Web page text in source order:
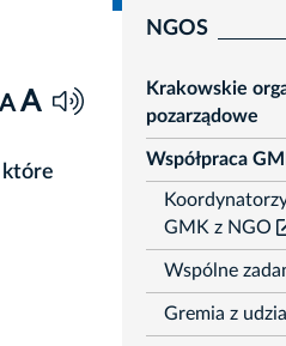
A A
które
NGOS
Krakowskie
pozarządowe
rozwiń
Współpraca
rozwiń
GMK z NGO
Wspólne
Gremia z